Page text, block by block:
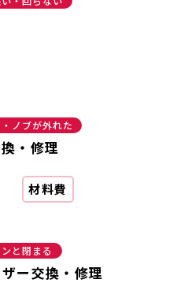
ノブが外れた
・修理
材料費
と閉まる
ー交換・修理